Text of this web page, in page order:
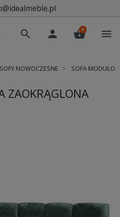
search person shopping_basket
0 menu
SOFY NOWOCZESNE SOFA
ZAOKRĄGLONA